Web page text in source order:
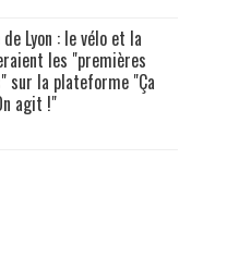
Lyon : le vélo et la
les "premières
sur la plateforme "Ça
agit !"